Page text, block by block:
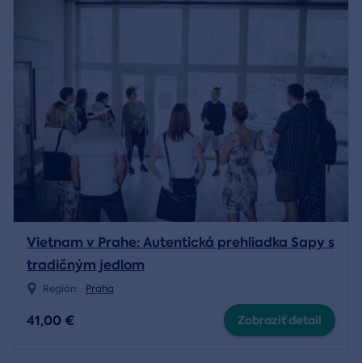
Vietnam v Prahe: Autentická prehliadka Sapy s
tradičným jedlom
Región: Praha
41,00 € Zobraziť detail